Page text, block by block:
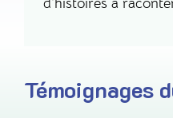
Témoignages